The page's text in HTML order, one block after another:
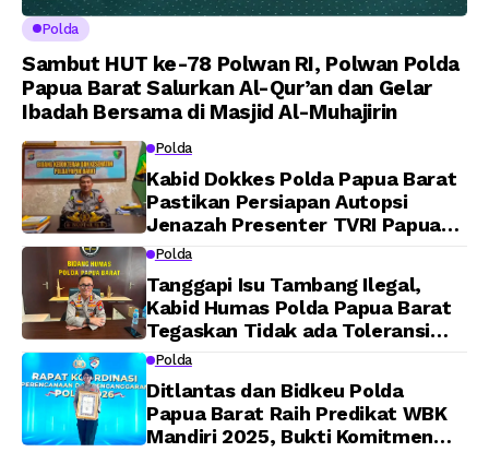
Polda
Sambut HUT ke-78 Polwan RI, Polwan Polda
Papua Barat Salurkan Al-Qur’an dan Gelar
Ibadah Bersama di Masjid Al-Muhajirin
Polda
Kabid Dokkes Polda Papua Barat
Pastikan Persiapan Autopsi
Jenazah Presenter TVRI Papua
Barat Yanto Idorway Telah
Dijadwalkan Kamis
Polda
Tanggapi Isu Tambang Ilegal,
Kabid Humas Polda Papua Barat
Tegaskan Tidak ada Toleransi
bagi Oknum Anggota
Polda
Ditlantas dan Bidkeu Polda
Papua Barat Raih Predikat WBK
Mandiri 2025, Bukti Komitmen